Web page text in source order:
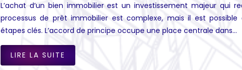
L’achat d’un bien immobilier est un investissement majeur qui
processus de prêt immobilier est complexe, mais il est
étapes clés. L’accord de principe occupe une place centrale dans…
LIRE LA SUITE